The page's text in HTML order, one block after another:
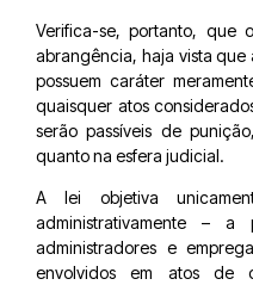
Verifica-se, portanto, que
abrangência, haja vista que
possuem caráter
quaisquer atos
serão passíveis de
quanto na esfera judicial.
A lei objetiva
administrativamente –
administradores e
envolvidos em atos de